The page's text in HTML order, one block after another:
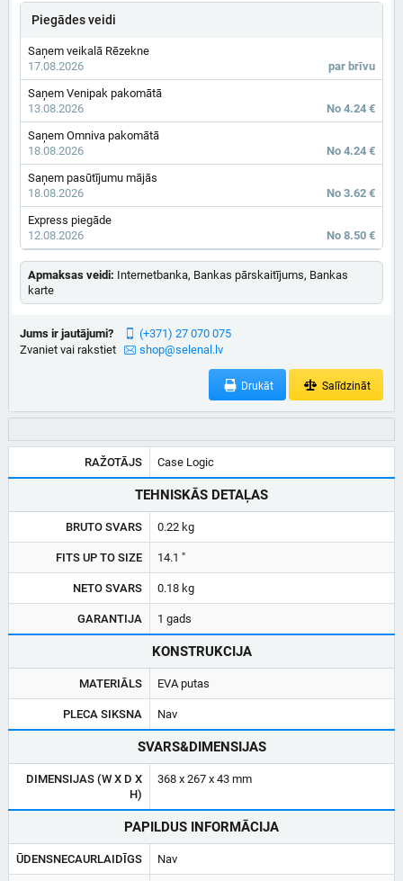
Piegādes veidi
Saņem veikalā Rēzekne
17.08.2026
par brīvu
Saņem Venipak pakomātā
13.08.2026
No 4.24 €
Saņem Omniva pakomātā
18.08.2026
No 4.24 €
Saņem pasūtījumu mājās
18.08.2026
No 3.62 €
Express piegāde
12.08.2026
No 8.50 €
Apmaksas veidi: Internetbanka, Bankas pārskaitījums, Bankas
karte
Jums ir jautājumi?
Zvaniet vai rakstiet
(+371) 27 070 075
shop@selenal.lv
Drukāt Salīdzināt
RAŽOTĀJS Case Logic
TEHNISKĀS DETAĻAS
BRUTO SVARS 0.22 kg
FITS UP TO SIZE 14.1 "
NETO SVARS 0.18 kg
GARANTIJA 1 gads
KONSTRUKCIJA
MATERIĀLS EVA putas
PLECA SIKSNA Nav
SVARS&DIMENSIJAS
DIMENSIJAS (W X D X
H)
368 x 267 x 43 mm
PAPILDUS INFORMĀCIJA
ŪDENSNECAURLAIDĪGS Nav